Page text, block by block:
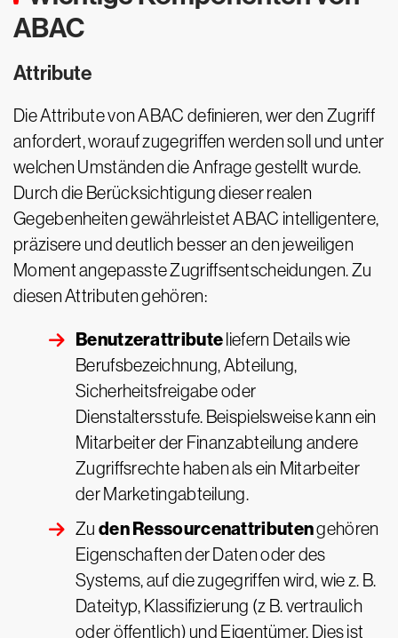
ABAC
Attribute
Die Attribute von ABAC definieren, wer den Zugriff
anfordert, worauf zugegriffen werden soll und unter
welchen Umständen die Anfrage gestellt wurde.
Durch die Berücksichtigung dieser realen
Gegebenheiten gewährleistet ABAC intelligentere,
präzisere und deutlich besser an den jeweiligen
Moment angepasste Zugriffsentscheidungen. Zu
diesen Attributen gehören:
Benutzerattribute liefern Details wie
Berufsbezeichnung, Abteilung,
Sicherheitsfreigabe oder
Dienstaltersstufe. Beispielsweise kann ein
Mitarbeiter der Finanzabteilung andere
Zugriffsrechte haben als ein Mitarbeiter
der Marketingabteilung.
Zu den Ressourcenattributengehören
Eigenschaften der Daten oder des
Systems, auf die zugegriffen wird, wie z. B.
Dateityp, Klassifizierung (z B. vertraulich
oder öffentlich) und Eigentümer. Dies ist